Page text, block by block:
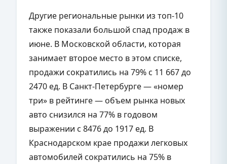
Другие региональные рынки из топ-10
также показали большой спад продаж в
июне. В Московской области, которая
занимает второе место в этом списке,
продажи сократились на 79% с 11 667 до
2470 ед. В Санкт-Петербурге — «номер
три» в рейтинге — объем рынка новых
авто снизился на 77% в годовом
выражении с 8476 до 1917 ед. В
Краснодарском крае продажи легковых
автомобилей сократились на 75% в